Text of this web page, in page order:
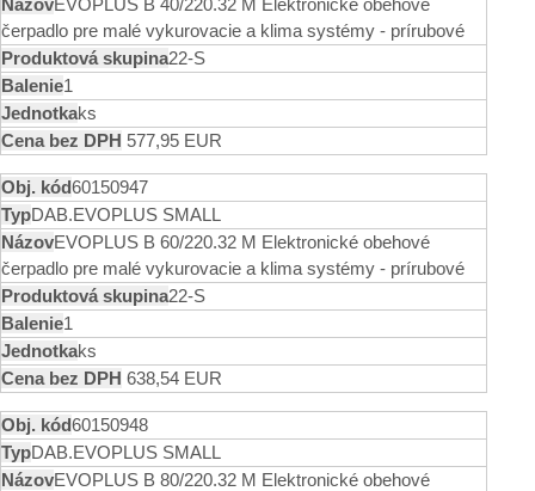
EVOPLUS B 40/220.32 M Elektronické obehové
čerpadlo pre malé vykurovacie a klima systémy - prírubové
22-S
1
ks
577,95 EUR
60150947
DAB.EVOPLUS SMALL
EVOPLUS B 60/220.32 M Elektronické obehové
čerpadlo pre malé vykurovacie a klima systémy - prírubové
22-S
1
ks
638,54 EUR
60150948
DAB.EVOPLUS SMALL
EVOPLUS B 80/220.32 M Elektronické obehové